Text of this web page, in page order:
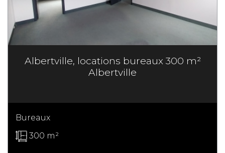
Albertville, locations bureaux 300 m²
Albertville
Bureaux
300 m²